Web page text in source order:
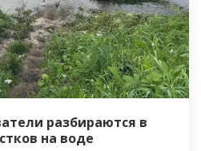
разбираются в
на воде